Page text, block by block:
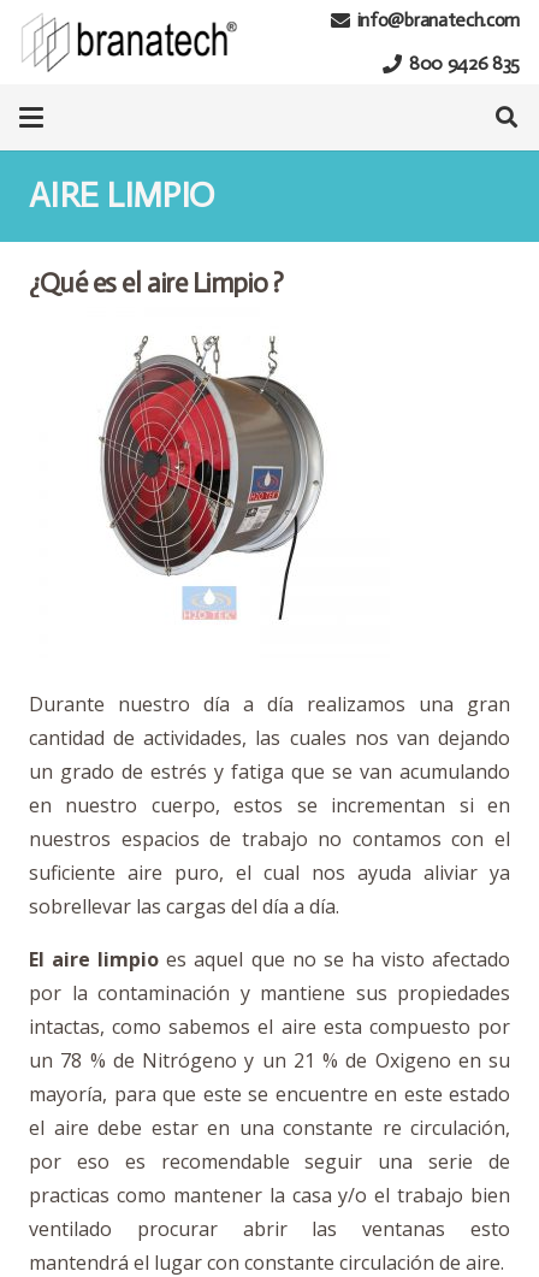
info@branatech.com
800 9426 835
AIRE LIMPIO
¿Qué es el aire Limpio ?
Durante nuestro día a día realizamos una gran
cantidad de actividades, las cuales nos van dejando
un grado de estrés y fatiga que se van acumulando
en nuestro cuerpo, estos se incrementan si en
nuestros espacios de trabajo no contamos con el
suficiente aire puro, el cual nos ayuda aliviar ya
sobrellevar las cargas del día a día.
El aire limpio es aquel que no se ha visto afectado
por la contaminación y mantiene sus propiedades
intactas, como sabemos el aire esta compuesto por
un 78 % de Nitrógeno y un 21 % de Oxigeno en su
mayoría, para que este se encuentre en este estado
el aire debe estar en una constante re circulación,
por eso es recomendable seguir una serie de
practicas como mantener la casa y/o el trabajo bien
ventilado procurar abrir las ventanas esto
mantendrá el lugar con constante circulación de aire.